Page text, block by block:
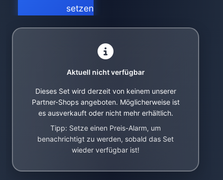
setzen
Aktuell nicht verfügbar
Dieses Set wird derzeit von keinem unserer
Partner-Shops angeboten. Möglicherweise ist
es ausverkauft oder nicht mehr erhältlich.
Tipp: Setze einen Preis-Alarm, um
benachrichtigt zu werden, sobald das Set
wieder verfügbar ist!